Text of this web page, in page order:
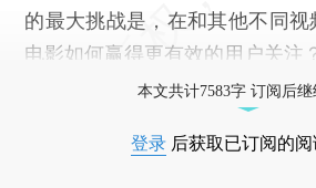
的最大挑战是，在和其他不同视
电影如何赢得更有效的用户关注
本文共计7583字 订阅后
登录 后获取已订阅的